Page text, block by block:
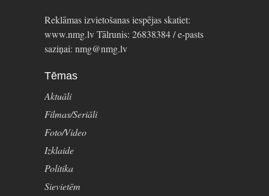
Reklāmas izvietošanas iespējas skatiet:
www.nmg.lv Tālrunis: 26838384 / e-pasts
saziņai: nmg@nmg.lv
Tēmas
Aktuāli
Filmas/Seriāli
Foto/Video
Izklaide
Politika
Sievietēm